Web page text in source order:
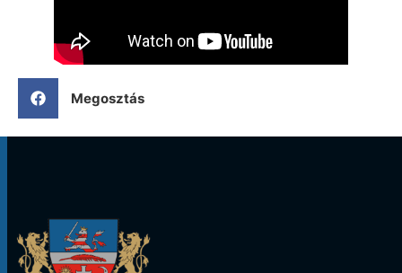
Megosztás